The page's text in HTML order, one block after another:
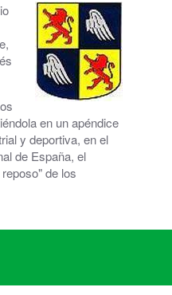
en un apéndice
y deportiva, en el
de España, el
de los